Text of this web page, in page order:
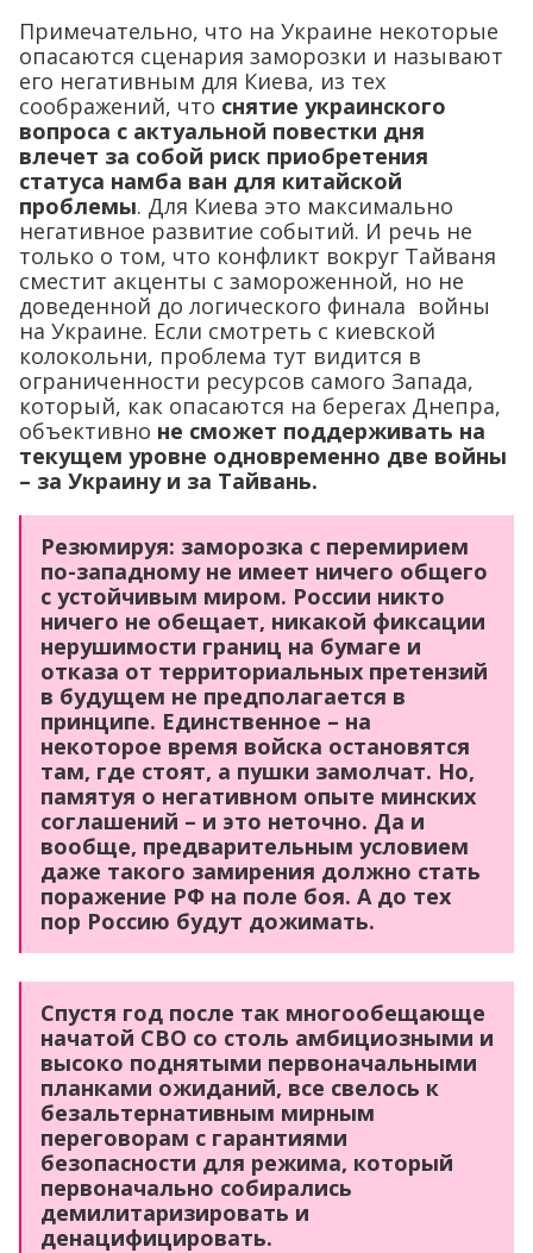
Примечательно, что на Украине некоторые
опасаются сценария заморозки и называют
его негативным для Киева, из тех
соображений, что снятие украинского
вопроса с актуальной повестки дня
влечет за собой риск приобретения
статуса намба ван для китайской
проблемы. Для Киева это максимально
негативное развитие событий. И речь не
только о том, что конфликт вокруг Тайваня
сместит акценты с замороженной, но не
доведенной до логического финала войны
на Украине. Если смотреть с киевской
колокольни, проблема тут видится в
ограниченности ресурсов самого Запада,
который, как опасаются на берегах Днепра,
объективно не сможет поддерживать на
текущем уровне одновременно две войны
– за Украину и за Тайвань.
Резюмируя: заморозка с перемирием
по-западному не имеет ничего общего
с устойчивым миром. России никто
ничего не обещает, никакой фиксации
нерушимости границ на бумаге и
отказа от территориальных претензий
в будущем не предполагается в
принципе. Единственное – на
некоторое время войска остановятся
там, где стоят, а пушки замолчат. Но,
памятуя о негативном опыте минских
соглашений – и это неточно. Да и
вообще, предварительным условием
даже такого замирения должно стать
поражение РФ на поле боя. А до тех
пор Россию будут дожимать.
Спустя год после так многообещающе
начатой СВО со столь амбициозными и
высоко поднятыми первоначальными
планками ожиданий, все свелось к
безальтернативным мирным
переговорам с гарантиями
безопасности для режима, который
первоначально собирались
демилитаризировать и
денацифицировать.